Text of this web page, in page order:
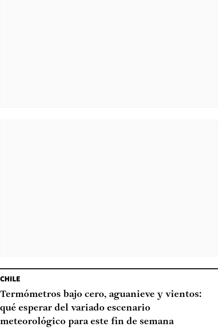
CHILE
Termómetros bajo cero, aguanieve y vientos:
qué esperar del variado escenario
meteorológico para este fin de semana